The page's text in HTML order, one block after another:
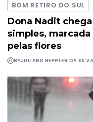
BOM RETIRO DO SUL
Dona Nadit
simples,
pelas flores
BYJULIANO BEPPLER DA